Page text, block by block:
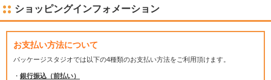
ショッピングインフォメーション
お支払い方法について
パッケージスタジオでは以下の4種類のお支払い方法をご利用頂けます。
・ 銀行振込（前払い）